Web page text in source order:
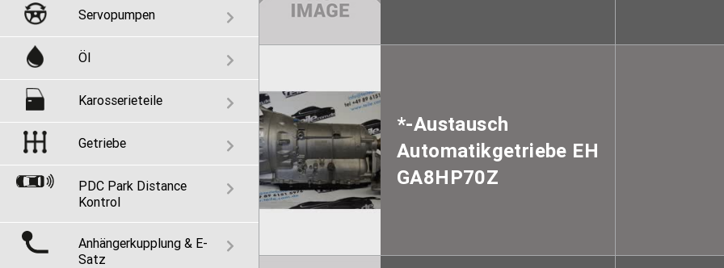
Servopumpen
Öl
Karosserieteile
Getriebe
PDC Park Distance
Kontrol
Anhängerkupplung & E-
Satz
*-Austausch
Automatikgetriebe EH
GA8HP70Z